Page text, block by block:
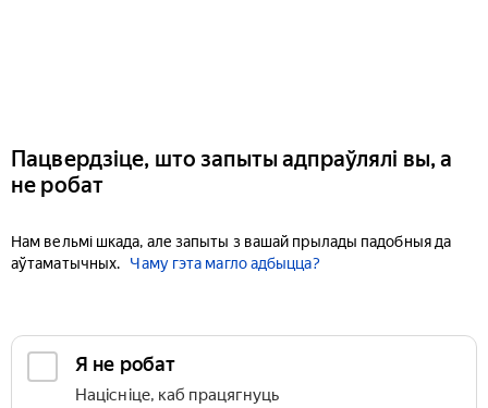
Пацвердзіце, што запыты адпраўлялі вы, а
не робат
Нам вельмі шкада, але запыты з вашай прылады падобныя да
аўтаматычных.
Чаму гэта магло адбыцца?
Я не робат
Націсніце, каб працягнуць